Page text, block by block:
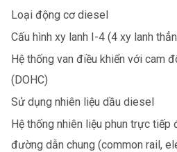
Loại động cơ diesel
Cấu hình xy lanh I-4 (4 xy lanh
Hệ thống van điều khiển với cam
(DOHC)
Sử dụng nhiên liệu dầu diesel
Hệ thống nhiên liệu phun trực tiếp
đường dẫn chung (common rail,